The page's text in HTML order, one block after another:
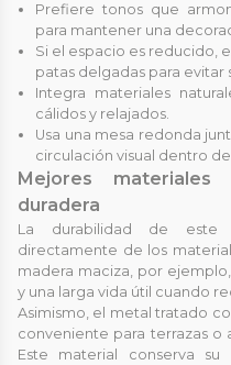
Prefiere tonos que
para mantener una
Si el espacio es reducido,
patas delgadas para evitar
Integra materiales
cálidos y relajados.
Usa una mesa redonda
circulación visual dentro
Mejores
duradera
La durabilidad de
directamente de los
madera maciza, por
y una larga vida útil cuando
Asimismo, el metal tratado
conveniente para terrazas o
Este material conserva